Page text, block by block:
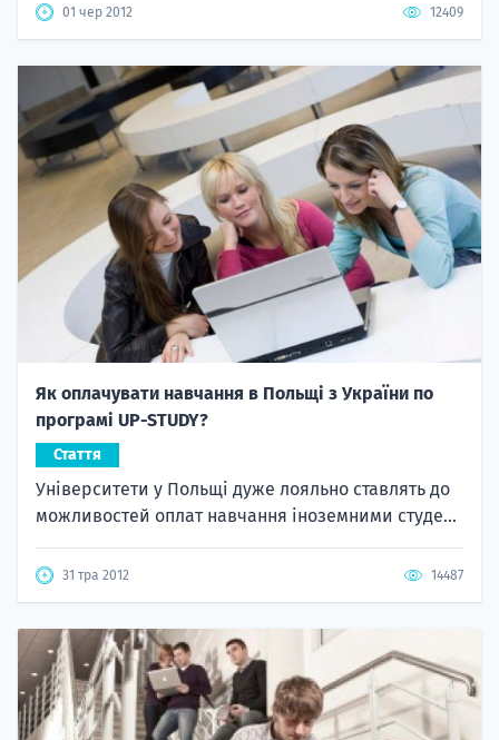
01 чер 2012 12409
Як оплачувати навчання в Польщі з України по
програмі UP-STUDY?
Стаття
Університети у Польщі дуже лояльно ставлять до
можливостей оплат навчання іноземними студе...
31 тра 2012 14487